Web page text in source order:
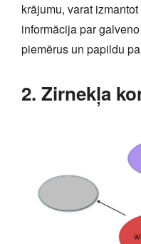
krājumu, varat
informācija par
piemērus un papildu
2. Zirnekļa